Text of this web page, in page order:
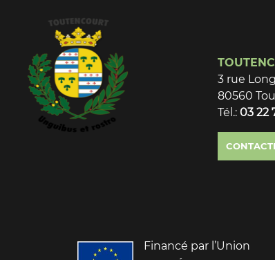
3 rue
80560
Tél.: 03 22
Financé par l’Union